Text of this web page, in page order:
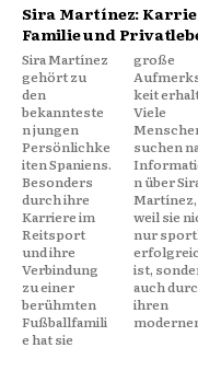
Sira Martínez:
Familie und
Sira Martínez
gehört zu
den
bekannteste
n jungen
Persönlichke
iten Spaniens.
Besonders
durch ihre
Karriere im
Reitsport
und ihre
Verbindung
zu einer
berühmten
Fußballfamili
e hat sie
große
Aufmerksam
keit erhalten.
Viele
Menschen
suchen nach
Informatione
n über Sira
Martínez,
weil sie nicht
nur sportlich
erfolgreich
ist, sondern
auch durch
ihren